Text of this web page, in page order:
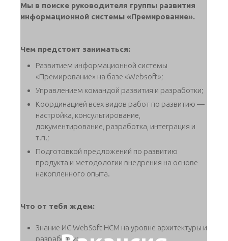
Мы в поиске руководителя группы развития
информационной системы «Премирование».
Чем предстоит заниматься:
Развитием информационной системы
«Премирование» на базе «Websoft»;
Управлением командой развития и разработки;
Координацией всех видов работ по развитию —
настройка, консультирование,
документирование, разработка, интеграция и
т.п.;
Подготовкой предложений по развитию
продукта и методологии внедрения на основе
накопленного опыта.
Что от тебя ждем:
Знание ИС WebSoft HCM на уровне архитектуры и
разработки;